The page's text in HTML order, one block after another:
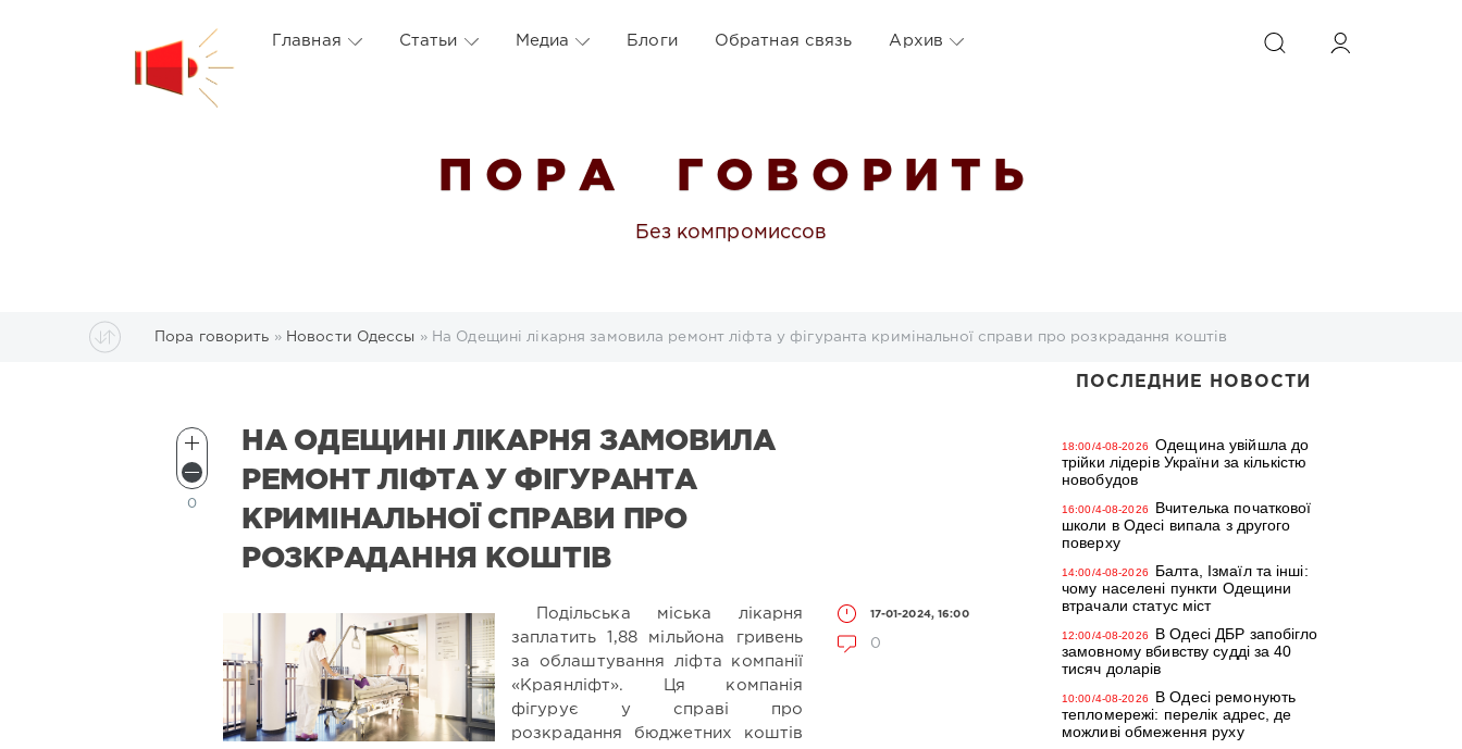
ИСКАТЬ
Главная Статьи Медиа Блоги Обратная связь Архив
П О Р А Г О В О Р И Т Ь
Без компромиссов
Пора говорить » Новости Одессы » На Одещині лікарня замовила ремонт ліфта у фігуранта кримінальної справи про розкрадання коштів
НА ОДЕЩИНІ ЛІКАРНЯ ЗАМОВИЛА
РЕМОНТ ЛІФТА У ФІГУРАНТА
КРИМІНАЛЬНОЇ СПРАВИ ПРО
РОЗКРАДАННЯ КОШТІВ
17-01-2024, 16:00
0
0
Подільська міська лікарня
заплатить 1,88 мільйона гривень
за облаштування ліфта компанії
«Краянліфт». Ця компанія
фігурує у справі про
розкрадання бюджетних коштів
ПОСЛЕДНИЕ НОВОСТИ
18:00/4-08-2026
Одещина увійшла до
трійки лідерів України за кількістю
новобудов
16:00/4-08-2026
Вчителька початкової
школи в Одесі випала з другого
поверху
14:00/4-08-2026
Балта, Ізмаїл та інші:
чому населені пункти Одещини
втрачали статус міст
12:00/4-08-2026
В Одесі ДБР запобігло
замовному вбивству судді за 40
тисяч доларів
10:00/4-08-2026
В Одесі ремонують
тепломережі: перелік адрес, де
можливі обмеження руху